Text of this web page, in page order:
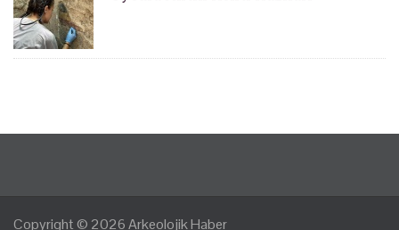
Copyright © 2026Arkeolojik Haber